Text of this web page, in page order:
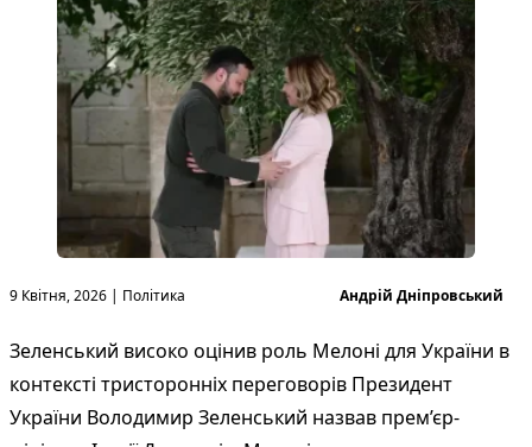
9 Квітня, 2026 | Політика
Опубліковано
Андрій Дніпровський
Зеленський високо оцінив роль Мелоні для України в
контексті тристоронніх переговорів Президент
України Володимир Зеленський назвав прем’єр-